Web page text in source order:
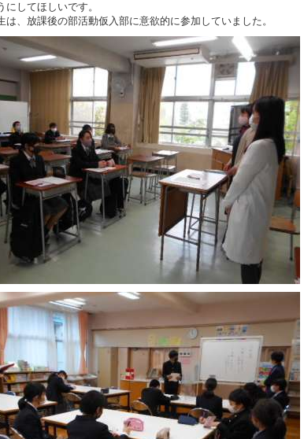
にしてほしいです。
、放課後の部活動仮入部に意欲的に参加していました。